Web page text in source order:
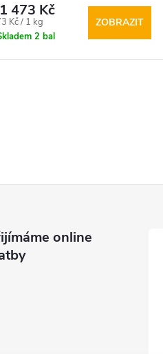
1 473 Kč
Kč / 1 kg
2 bal
ZOBRAZIT
online